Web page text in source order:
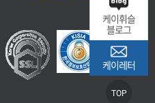
케이휘슬
블로그
케이레터
TOP